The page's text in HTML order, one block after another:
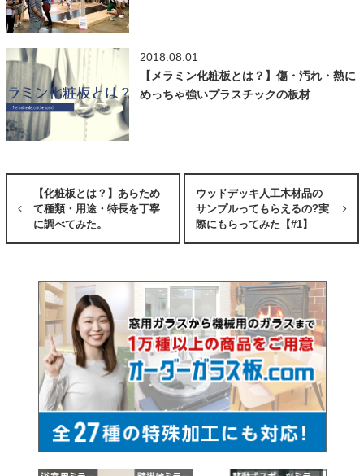
2018.08.01
【メラミン化粧板とは？】傷・汚れ・熱に
めっちゃ強いプラスチックの板材
【化粧板とは？】あらため
て種類・用途・特長を丁寧
に調べてみた。
ウッドデッキ人工木材品の
サンプルってもらえるの?実
際にもらってみた【#1】